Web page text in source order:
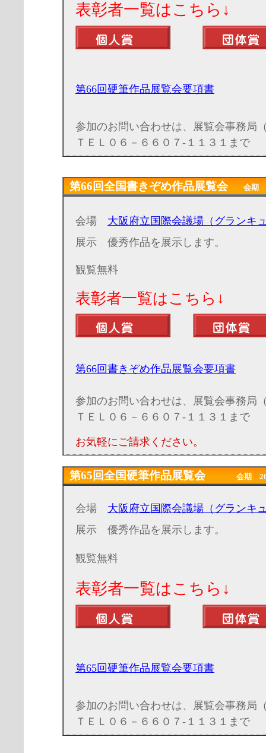
表彰者一覧はこち
第66回硬筆作品展覧会要項書
参加のお問い合わせは、展覧会事務局
ＴＥＬ０６－６６０７-１１３１まで
第66回全国書きぞめ作品展覧会会期
会場 大阪府立国際会議場（グランキ
展示 優秀作品を展示します。
観覧無料
表彰者一覧はこちら↓
第66回書きぞめ作品展覧会要項書
参加のお問い合わせは、展覧会事務局
ＴＥＬ０６－６６０７-１１３１まで
お気軽にご請求ください。
第65回全国硬筆作品展覧会会期 2022年
会場 大阪府立国際会議場（グランキ
展示 優秀作品を展示します。
観覧無料
表彰者一覧はこち
第65回硬筆作品展覧会要項書
参加のお問い合わせは、展覧会事務局
ＴＥＬ０６－６６０７-１１３１まで